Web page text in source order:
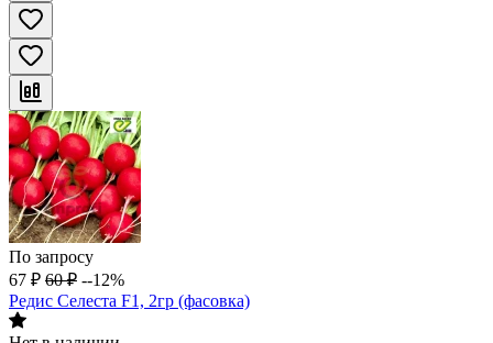
По запросу
67 ₽ 60 ₽ --12%
Редис Селеста F1, 2гр (фасовка)